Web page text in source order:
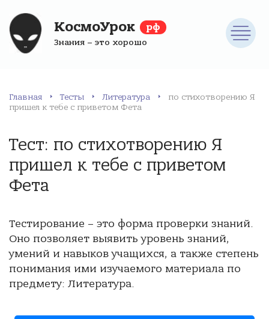
КосмоУрок рф
Знания – это хорошо
Главная Тесты Литература
по стихотворению Я
пришел к тебе с приветом Фета
Тест: по стихотворению Я
пришел к тебе с приветом
Фета
Тестирование – это форма проверки знаний.
Оно позволяет выявить уровень знаний,
умений и навыков учащихся, а также степень
понимания ими изучаемого материала по
предмету: Литература.